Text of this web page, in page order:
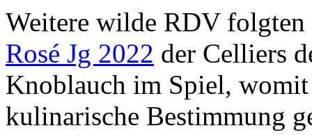
Weitere wilde RDV
Rosé Jg 2022 der Celliers
Knoblauch im Spiel,
kulinarische Bestimmung